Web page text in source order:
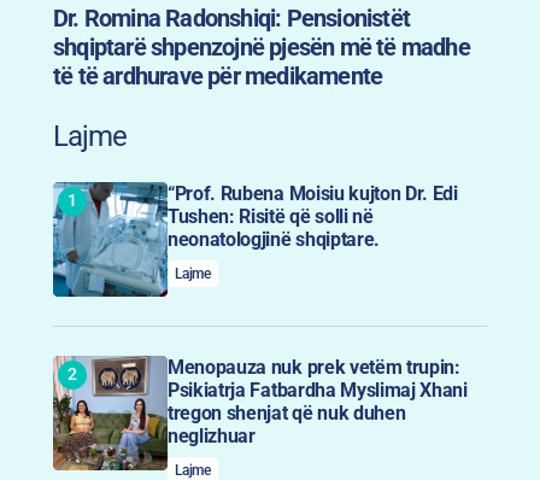
Dr. Romina Radonshiqi: Pensionistët
shqiptarë shpenzojnë pjesën më të madhe
të të ardhurave për medikamente
Lajme
“Prof. Rubena Moisiu kujton Dr. Edi
Tushen: Risitë që solli në
neonatologjinë shqiptare.
Lajme
Menopauza nuk prek vetëm trupin:
Psikiatrja Fatbardha Myslimaj Xhani
tregon shenjat që nuk duhen
neglizhuar
Lajme